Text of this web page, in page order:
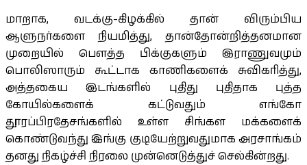
மாறாக, வடக்கு-கிழக்கில் தான் விரும்பிய
ஆளுநர்களை நியமித்து, தான்தோன்றித்தனமான
முறையில் பௌத்த பிக்குகளும் இராணுவமும்
பொலிஸாரும் கூட்டாக காணிகளைக் சுவிகரித்து,
அத்தகைய இடங்களில் புதிது புதிதாக புத்த
கோயில்களைக் கட்டுவதும் எங்கோ
தூரப்பிரதேசங்களில் உள்ள சிங்கள மக்களைக்
கொண்டுவந்து இங்கு குடியேற்றுவதுமாக அரசாங்கம்
தனது நிகழ்ச்சி நிரலை முன்னெடுத்துச் செல்கின்றது.